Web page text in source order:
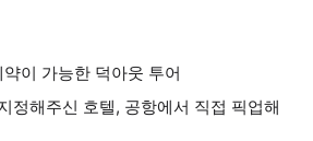
이 가능한 덕아웃 투어
정해주신 호텔, 공항에서 직접 픽업해